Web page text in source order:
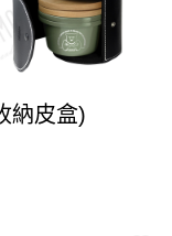
納皮盒)